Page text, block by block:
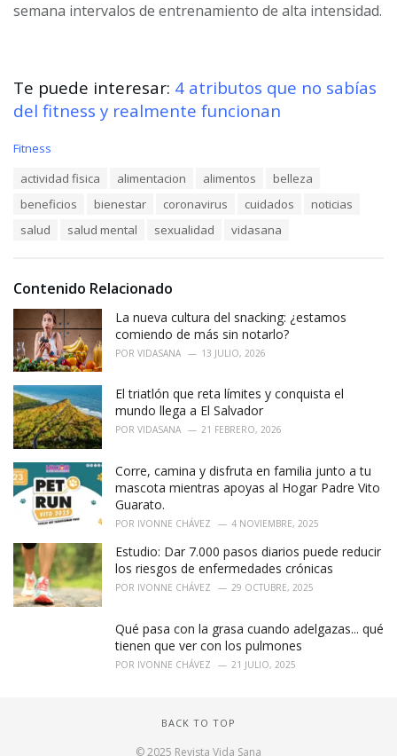
semana intervalos de entrenamiento de alta intensidad.
Te puede interesar: 4 atributos que no sabías
del fitness y realmente funcionan
C
s
:
Fitness
actividad fisica alimentacion alimentos
belleza
beneficios
bienestar coronavirus cuidados
noticias
salud
salud mental sexualidad vidasana
Contenido Relacionado
La nueva cultura del snacking: ¿estamos
comiendo de más sin notarlo?
POR VIDASANA 13 JULIO, 2026
El triatlón que reta límites y conquista el
mundo llega a El Salvador
POR VIDASANA 21 FEBRERO, 2026
Corre, camina y disfruta en familia junto a tu
mascota mientras apoyas al Hogar Padre Vito
Guarato.
POR IVONNE CHÁVEZ 4 NOVIEMBRE, 2025
Estudio: Dar 7.000 pasos diarios puede reducir
los riesgos de enfermedades crónicas
POR IVONNE CHÁVEZ 29 OCTUBRE, 2025
Qué pasa con la grasa cuando adelgazas... qué
tienen que ver con los pulmones
POR IVONNE CHÁVEZ 21 JULIO, 2025
BACK TO TOP
© 2025 Revista Vida Sana